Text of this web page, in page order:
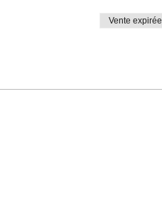
Vente expirée